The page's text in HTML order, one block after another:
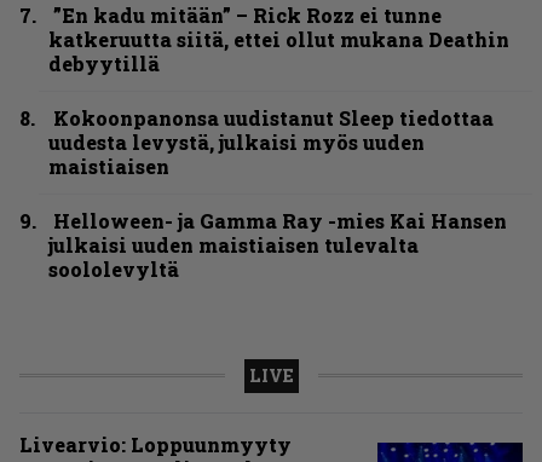
”En kadu mitään” – Rick Rozz ei tunne
katkeruutta siitä, ettei ollut mukana Deathin
debyytillä
Kokoonpanonsa uudistanut Sleep tiedottaa
uudesta levystä, julkaisi myös uuden
maistiaisen
Helloween- ja Gamma Ray -mies Kai Hansen
julkaisi uuden maistiaisen tulevalta
soololevyltä
LIVE
Livearvio: Loppuunmyyty